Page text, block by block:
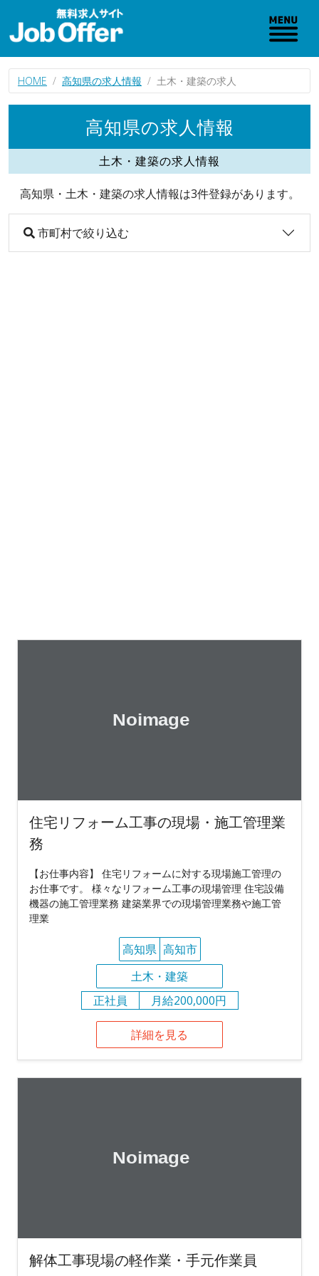
HOME 高知県の求人情報 土木・建築の求人
高知県の求人情報
土木・建築の求人情報
高知県・土木・建築の求人情報は3件登録があります。
市町村で絞り込む
住宅リフォーム工事の現場・施工管理業
務
【お仕事内容】 住宅リフォームに対する現場施工管理の
お仕事です。 様々なリフォーム工事の現場管理 住宅設備
機器の施工管理業務 建築業界での現場管理業務や施工管
理業
高知県 高知市
土木・建築
正社員
月給200,000円
詳細を見る
解体工事現場の軽作業・手元作業員